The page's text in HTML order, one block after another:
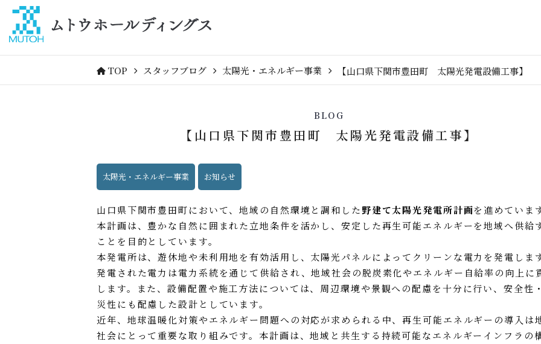
TOP スタッフブログ 太陽光・エネルギー事業 【山口県下関市豊田町 太陽光発電設備工事】
BLOG
【山口県下関市豊田町 太陽光発電設備工事】
太陽光・エネルギー事業 お知らせ
山口県下関市豊田町において、地域の自然環境と調和した野建て太陽光発電所計画を進めていま
本計画は、豊かな自然に囲まれた立地条件を活かし、安定した再生可能エネルギーを地域へ供給
ことを目的としています。
本発電所は、遊休地や未利用地を有効活用し、太陽光パネルによってクリーンな電力を発電しま
発電された電力は電力系統を通じて供給され、地域社会の脱炭素化やエネルギー自給率の向上に
します。また、設備配置や施工方法については、周辺環境や景観への配慮を十分に行い、安全性
災性にも配慮した設計としています。
近年、地球温暖化対策やエネルギー問題への対応が求められる中、再生可能エネルギーの導入は
社会にとって重要な取り組みです。本計画は、地域と共生する持続可能なエネルギーインフラの